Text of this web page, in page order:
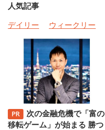
人気記事
デイリー
ウィークリー
次の金融危機で「富の
移転ゲーム」が始まる 勝つ